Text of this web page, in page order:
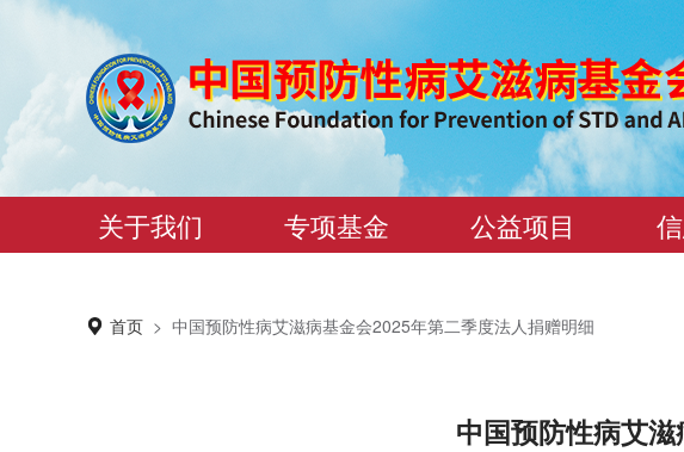
关于我们 专项基金 公益项目
首页 > 中国预防性病艾滋病基金会2025年第二季度法人捐赠明细
中国预防性病艾